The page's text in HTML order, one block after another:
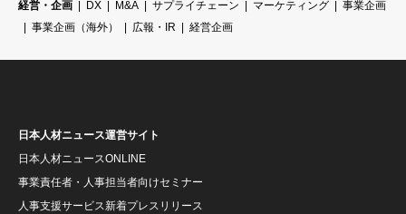
経営・企画
DX M&A サプライチェーン マーケティング
事業企画
事業企画（海外）
広報・IR 経営企画
日本人材ニュース運営サイト
日本人材ニュースONLINE
事業責任者・人事担当者向けセミナー
人事支援サービス新着プレスリリース